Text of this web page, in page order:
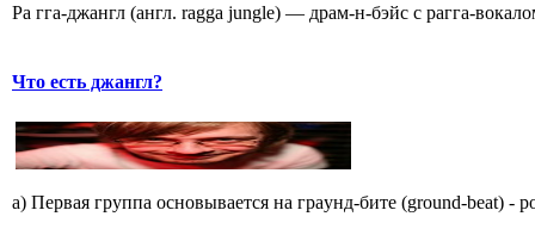
Ра гга-джангл (англ. ragga jungle) — драм-н-бэйс с рагга-
Что есть джангл?
a) Пеpвая гpyппа основывается на гpаyнд-бите (ground-beat)